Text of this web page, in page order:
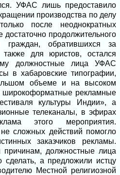
УФАС лишь предоставило
производства по делу
после неоднократных
достаточно продолжительного
обратившихся за
для юристов, остался
должностные лица УФАС
в хабаровские типографии,
объеме и на высоком
широкоформатные рекламные
культуры Индии», а
телеканалы, в эфирах
этого мероприятия.
сложных действий помогло
заказчиков рекламы.
должностные лица
а предложили истцу
Местной религиозной